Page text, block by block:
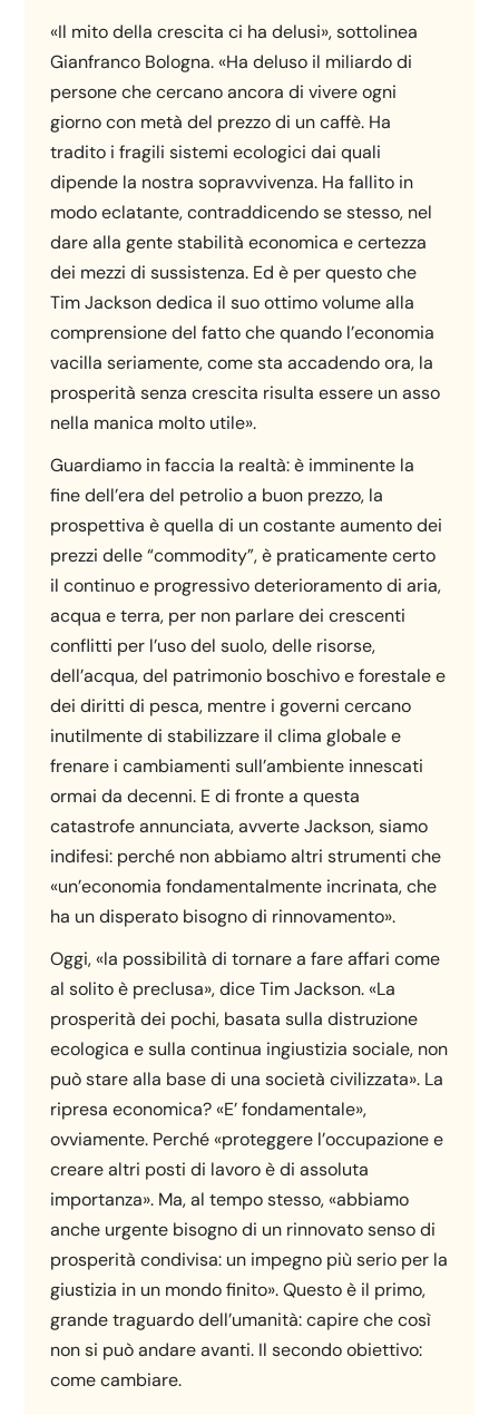
«Il mito della crescita ci ha delusi», sottolinea
Gianfranco Bologna. «Ha deluso il miliardo di
persone che cercano ancora di vivere ogni
giorno con metà del prezzo di un caffè. Ha
tradito i fragili sistemi ecologici dai quali
dipende la nostra sopravvivenza. Ha fallito in
modo eclatante, contraddicendo se stesso, nel
dare alla gente stabilità economica e certezza
dei mezzi di sussistenza. Ed è per questo che
Tim Jackson dedica il suo ottimo volume alla
comprensione del fatto che quando l’economia
vacilla seriamente, come sta accadendo ora, la
prosperità senza crescita risulta essere un asso
nella manica molto utile».
Guardiamo in faccia la realtà: è imminente la
fine dell’era del petrolio a buon prezzo, la
prospettiva è quella di un costante aumento dei
prezzi delle “commodity”, è praticamente certo
il continuo e progressivo deterioramento di aria,
acqua e terra, per non parlare dei crescenti
conflitti per l’uso del suolo, delle risorse,
dell’acqua, del patrimonio boschivo e forestale e
dei diritti di pesca, mentre i governi cercano
inutilmente di stabilizzare il clima globale e
frenare i cambiamenti sull’ambiente innescati
ormai da decenni. E di fronte a questa
catastrofe annunciata, avverte Jackson, siamo
indifesi: perché non abbiamo altri strumenti che
«un’economia fondamentalmente incrinata, che
ha un disperato bisogno di rinnovamento».
Oggi, «la possibilità di tornare a fare affari come
al solito è preclusa», dice Tim Jackson. «La
prosperità dei pochi, basata sulla distruzione
ecologica e sulla continua ingiustizia sociale, non
può stare alla base di una società civilizzata». La
ripresa economica? «E’ fondamentale»,
ovviamente. Perché «proteggere l’occupazione e
creare altri posti di lavoro è di assoluta
importanza». Ma, al tempo stesso, «abbiamo
anche urgente bisogno di un rinnovato senso di
prosperità condivisa: un impegno più serio per la
giustizia in un mondo finito». Questo è il primo,
grande traguardo dell’umanità: capire che così
non si può andare avanti. Il secondo obiettivo:
come cambiare.